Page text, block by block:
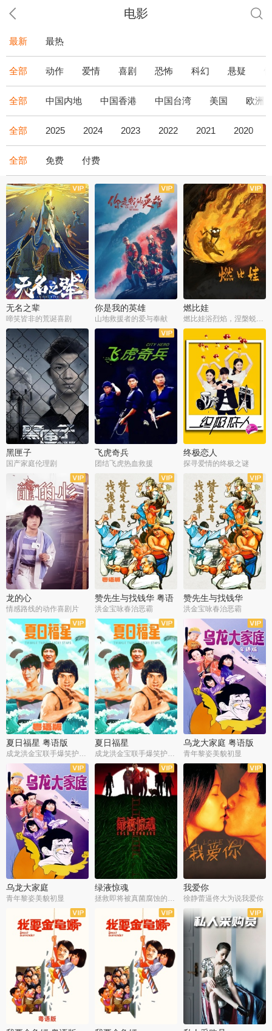
电影
最新 最热
全部 动作 爱情 喜剧 恐怖 科幻 悬疑
全部 中国内地 中国香港 中国台湾 美国 欧洲
全部 2025 2024 2023 2022 2021 2020
全部 免费 付费
无名之辈
啼笑皆非的荒诞喜剧
你是我的英雄
山地救援者的爱与奉献
燃比娃
燃比娃浴烈焰，涅槃蜕变成人
黑匣子
国产家庭伦理剧
飞虎奇兵
团结飞虎热血救援
终极恋人
探寻爱情的终极之谜
龙的心
情感路线的动作喜剧片
赞先生与找钱华 粤语
版
洪金宝咏春治恶霸
赞先生与找钱华
洪金宝咏春治恶霸
夏日福星 粤语版
成龙洪金宝联手爆笑护美女
夏日福星
成龙洪金宝联手爆笑护美女
乌龙大家庭 粤语版
青年黎姿美貌初显
乌龙大家庭
青年黎姿美貌初显
绿液惊魂
拯救即将被真菌腐蚀的世界
我爱你
徐静蕾逼佟大为说我爱你